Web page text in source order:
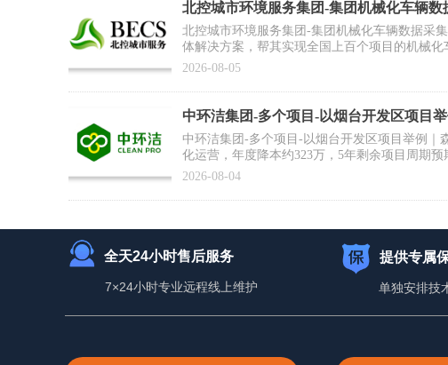
北控城市环境服务集团-集团机械化车辆数
合作案例】
北控城市环境服务集团-集团机械化车辆数据采
体解决方案，帮其实现全国上百个项目的机械化
为集团数智化运营打好基础
2026-08-05
中环洁集团-多个项目-以烟台开发区项目
例】
中环洁集团-多个项目-以烟台开发区项目举例｜
化运营，年度降本约323万，5年剩余项目周期预
2026-08-04
全天24小时售后服务
7×24小时专业远程线上维护
提供专属
单独安排技